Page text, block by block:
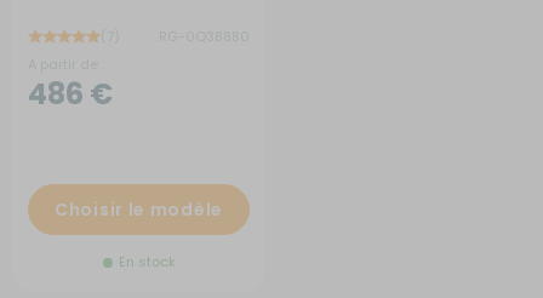
486 €
Choisir le modèle
En stock